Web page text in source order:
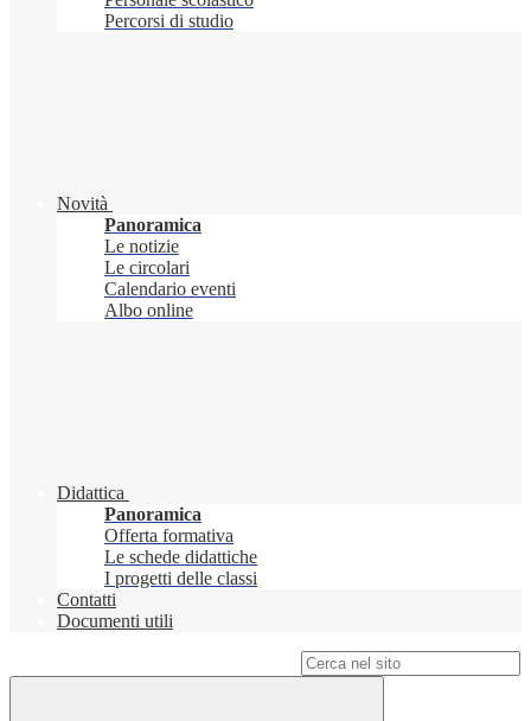
Percorsi di studio
Novità
Panoramica
Le notizie
Le circolari
Calendario eventi
Albo online
Didattica
Panoramica
Offerta formativa
Le schede didattiche
I progetti delle classi
Contatti
Documenti utili